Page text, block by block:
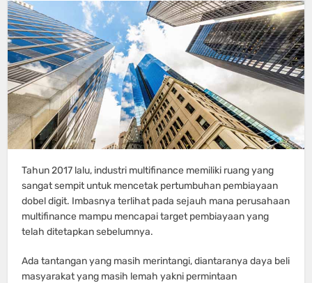
Tahun 2017 lalu, industri multifinance memiliki ruang yang
sangat sempit untuk mencetak pertumbuhan pembiayaan
dobel digit. Imbasnya terlihat pada sejauh mana perusahaan
multifinance mampu mencapai target pembiayaan yang
telah ditetapkan sebelumnya.
Ada tantangan yang masih merintangi, diantaranya daya beli
masyarakat yang masih lemah yakni permintaan